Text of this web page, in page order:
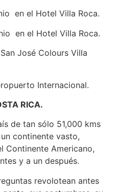
en el Hotel Villa Roca.
en el Hotel Villa Roca.
José Colours Villa
Internacional.
RICA.
de tan sólo 51,000 kms
continente vasto,
Continente Americano,
y a un después.
revolotean antes